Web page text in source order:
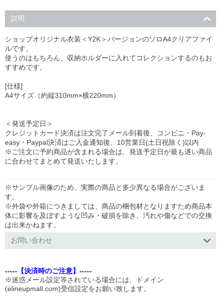
説明
ショップオリジナル衣装＜Y2K＞バージョンのソロA4クリアファイ
ルです。
使うのはもちろん、収納ホルダーに入れてコレクションするのもお
すすめです。
[仕様]
A4サイズ（約縦310mm×横220mm）
＜発送予定日＞
クレジットカード決済は注文完了メール到着後、コンビニ・Pay-
easy・Paypal決済はご入金通知後、10営業日(土日祝除く)以内
※ご注文に予約商品が含まれる場合は、発送予定日が最も遅い商品
に合わせてまとめて発送いたします。
※サンプル画像のため、実際の商品と多少異なる場合がございま
す。
※外袋や外箱につきましては、商品の梱包材となりますため商品本
体に影響を及ぼすような凹み・破損を除き、汚れや傷などでの交換
は出来かねます。
お問い合わせ
-----【決済時のご注意】-----
※迷惑メール設定等されている場合には、ドメイン
(elineupmall.com)受信設定をお願い致します。